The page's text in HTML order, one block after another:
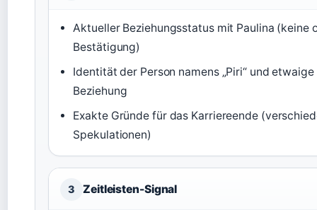
Aktueller Beziehungsstatus mit Paulina (keine
Bestätigung)
Identität der Person namens „Piri“ und etwaige
Beziehung
Exakte Gründe für das Karriereende
Spekulationen)
3 Zeitleisten-Signal